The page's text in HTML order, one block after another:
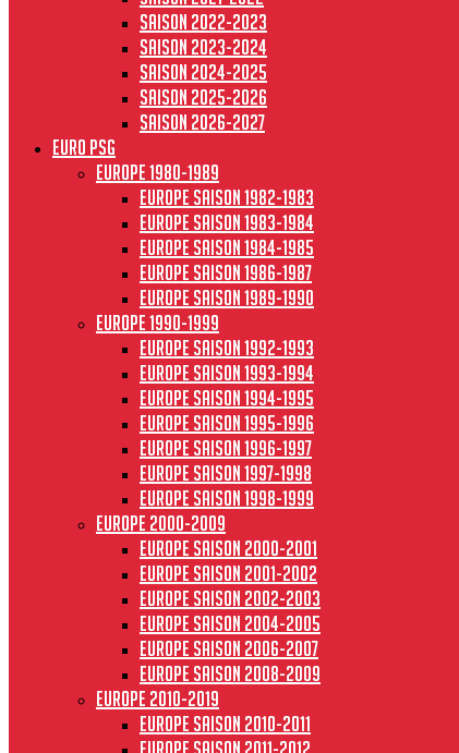
Saison 2022-2023
Saison 2023-2024
Saison 2024-2025
Saison 2025-2026
Saison 2026-2027
Euro PSG
Europe 1980-1989
Europe saison 1982-1983
Europe Saison 1983-1984
Europe saison 1984-1985
Europe saison 1986-1987
Europe saison 1989-1990
Europe 1990-1999
Europe saison 1992-1993
Europe saison 1993-1994
Europe saison 1994-1995
Europe saison 1995-1996
Europe saison 1996-1997
Europe Saison 1997-1998
Europe saison 1998-1999
Europe 2000-2009
Europe saison 2000-2001
Europe saison 2001-2002
Europe saison 2002-2003
Europe saison 2004-2005
Europe saison 2006-2007
Europe saison 2008-2009
Europe 2010-2019
Europe saison 2010-2011